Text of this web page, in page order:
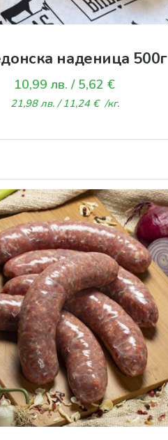
наденица 500г
10,99лв. / 5,62 €
21,98лв./ 11,24 € /кг.